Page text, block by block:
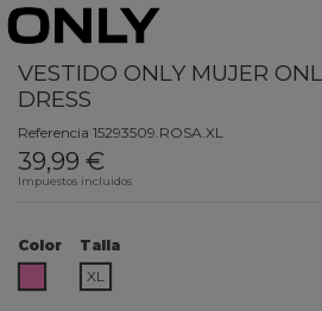
VESTIDO ONLY MUJER
DRESS
Referencia 15293509.ROSA.XL
39,99 €
Impuestos incluidos
Color
Talla
XL